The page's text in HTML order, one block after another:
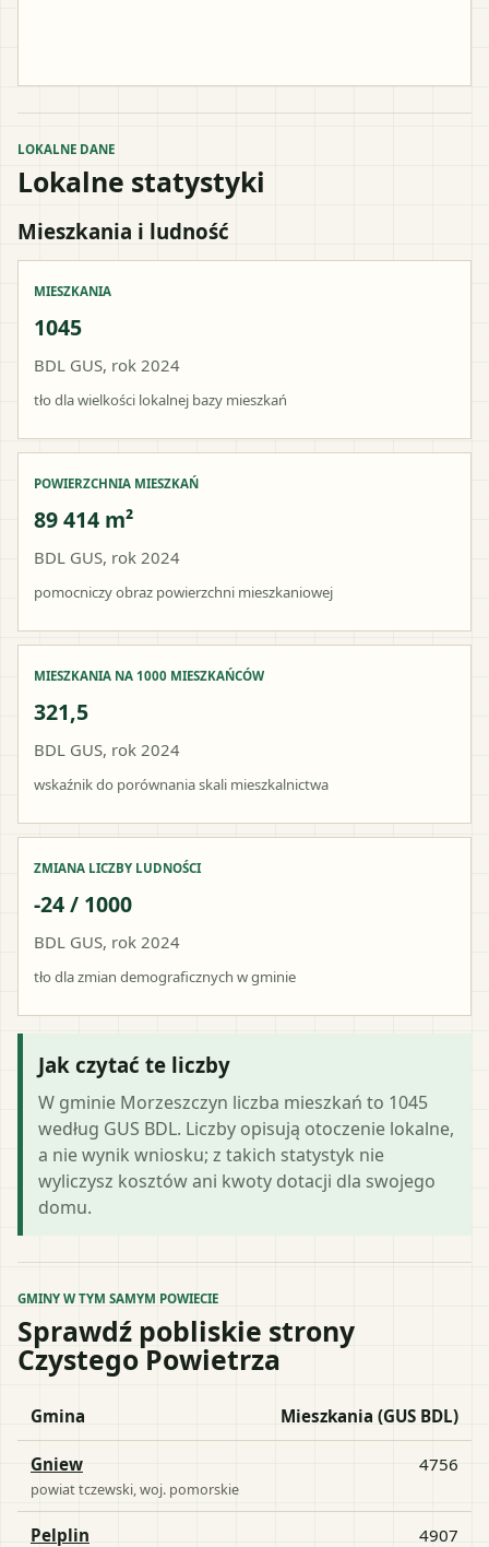
LOKALNE DANE
Lokalne statystyki
Mieszkania i ludność
MIESZKANIA
1045
BDL GUS, rok 2024
tło dla wielkości lokalnej bazy mieszkań
POWIERZCHNIA MIESZKAŃ
89 414 m²
BDL GUS, rok 2024
pomocniczy obraz powierzchni mieszkaniowej
MIESZKANIA NA 1000 MIESZKAŃCÓW
321,5
BDL GUS, rok 2024
wskaźnik do porównania skali mieszkalnictwa
ZMIANA LICZBY LUDNOŚCI
-24 / 1000
BDL GUS, rok 2024
tło dla zmian demograficznych w gminie
Jak czytać te liczby
W gminie Morzeszczyn liczba mieszkań to 1045
według GUS BDL. Liczby opisują otoczenie lokalne,
a nie wynik wniosku; z takich statystyk nie
wyliczysz kosztów ani kwoty dotacji dla swojego
domu.
GMINY W TYM SAMYM POWIECIE
Sprawdź pobliskie strony
Czystego Powietrza
Gmina Mieszkania (GUS BDL)
Gniew
powiattczewski , woj. pomorskie
4756
Pelplin 4907